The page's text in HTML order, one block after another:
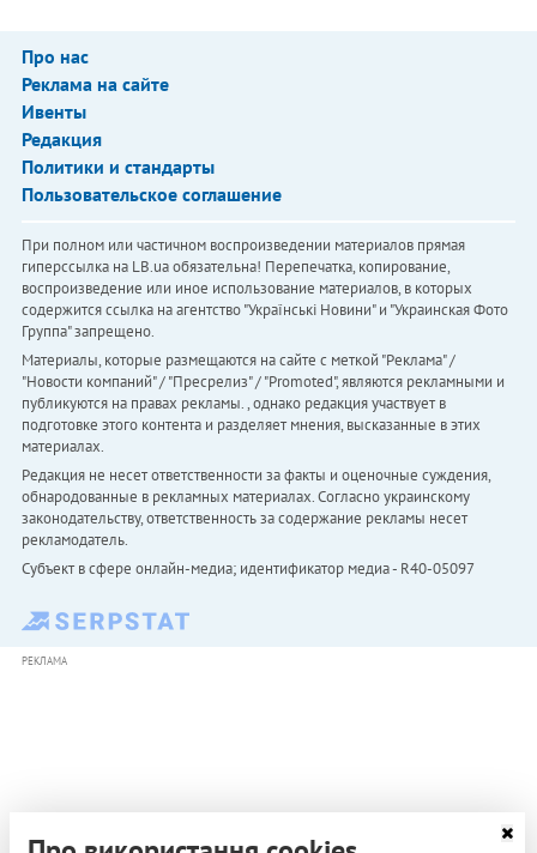
Про нас
Реклама на сайте
Ивенты
Редакция
Политики и стандарты
Пользовательское соглашение
При полном или частичном воспроизведении материалов прямая
гиперссылка на LB.ua обязательна! Перепечатка, копирование,
воспроизведение или иное использование материалов, в которых
содержится ссылка на агентство "Українськi Новини" и "Украинская Фото
Группа" запрещено.
Материалы, которые размещаются на сайте с меткой "Реклама" /
"Новости компаний" / "Пресрелиз" / "Promoted", являются рекламными и
публикуются на правах рекламы. , однако редакция участвует в
подготовке этого контента и разделяет мнения, высказанные в этих
материалах.
Редакция не несет ответственности за факты и оценочные суждения,
обнародованные в рекламных материалах. Согласно украинскому
законодательству, ответственность за содержание рекламы несет
рекламодатель.
Субъект в сфере онлайн-медиа; идентификатор медиа - R40-05097
РЕКЛАМА